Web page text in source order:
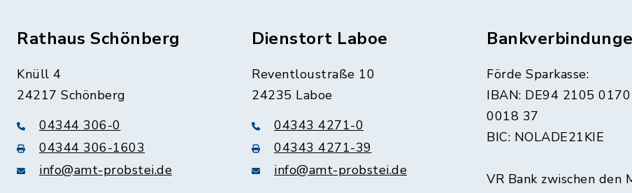
Rathaus Schönberg
Knüll 4
24217 Schönberg
04344 306-0
04344 306-1603
info@amt-probstei.de
Dienstort Laboe
Reventloustraße 10
24235 Laboe
04343 4271-0
04343 4271-39
info@amt-probstei.de
Förde Sparkasse:
IBAN: DE94 2105
0018 37
BIC: NOLADE21KIE
VR Bank zwischen den